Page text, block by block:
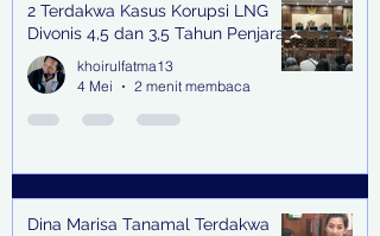
2 Terdakwa Kasus Korupsi LNG
Divonis 4,5 dan 3,5 Tahun Penjara
khoirulfatma13
4 Mei
2 menit membaca
Dina Marisa Tanamal Terdakwa